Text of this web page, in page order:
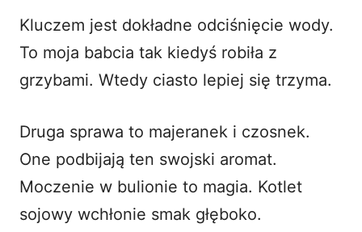
Kluczem jest dokładne odciśnięcie wody.
To moja babcia tak kiedyś robiła z
grzybami. Wtedy ciasto lepiej się trzyma.
Druga sprawa to majeranek i czosnek.
One podbijają ten swojski aromat.
Moczenie w bulionie to magia. Kotlet
sojowy wchłonie smak głęboko.